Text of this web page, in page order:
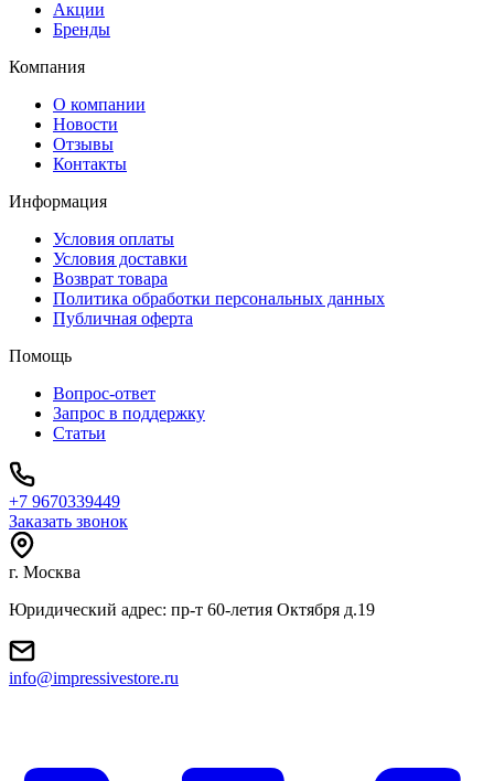
Акции
Бренды
Компания
О компании
Новости
Отзывы
Контакты
Информация
Условия оплаты
Условия доставки
Возврат товара
Политика обработки персональных данных
Публичная оферта
Помощь
Вопрос-ответ
Запрос в поддержку
Статьи
+7 9670339449
Заказать звонок
г. Москва
Юридический адрес: пр-т 60-летия Октября д.19
info@impressivestore.ru